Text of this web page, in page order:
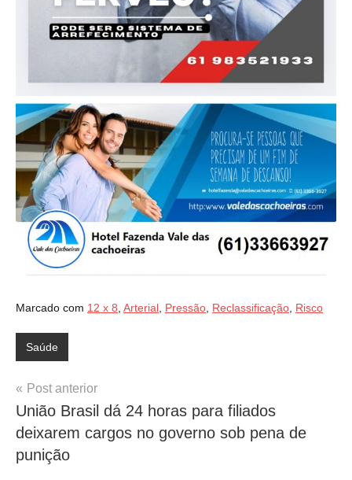
Marcado com 12 x 8 Arterial Pressão Reclassificação Risco
Saúde
Navegação
de
Post
Post anterior
União Brasil dá 24 horas para filiados
deixarem cargos no governo sob pena de
punição